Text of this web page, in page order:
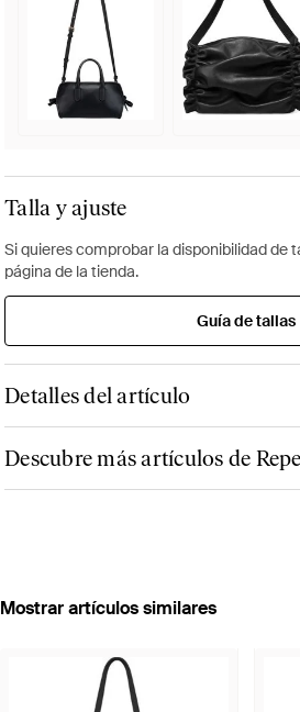
Talla y ajuste
Si quieres comprobar la disponibilidad de
página de la tienda.
Guía de tallas
Detalles del artículo
Descubre más artículos de
Mostrar artículos similares